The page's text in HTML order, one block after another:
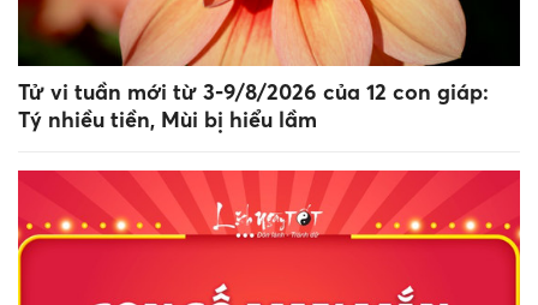
Tử vi tuần mới từ 3-9/8/2026 của 12 con giáp:
Tý nhiều tiền, Mùi bị hiểu lầm